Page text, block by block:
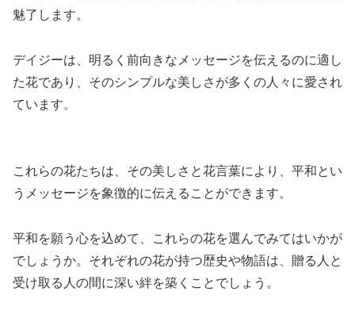
魅了します。
デイジーは、明るく前向きなメッセージを伝えるのに適し
た花であり、そのシンプルな美しさが多くの人々に愛され
ています。
これらの花たちは、その美しさと花言葉により、平和とい
うメッセージを象徴的に伝えることができます。
平和を願う心を込めて、これらの花を選んでみてはいかが
でしょうか。それぞれの花が持つ歴史や物語は、贈る人と
受け取る人の間に深い絆を築くことでしょう。